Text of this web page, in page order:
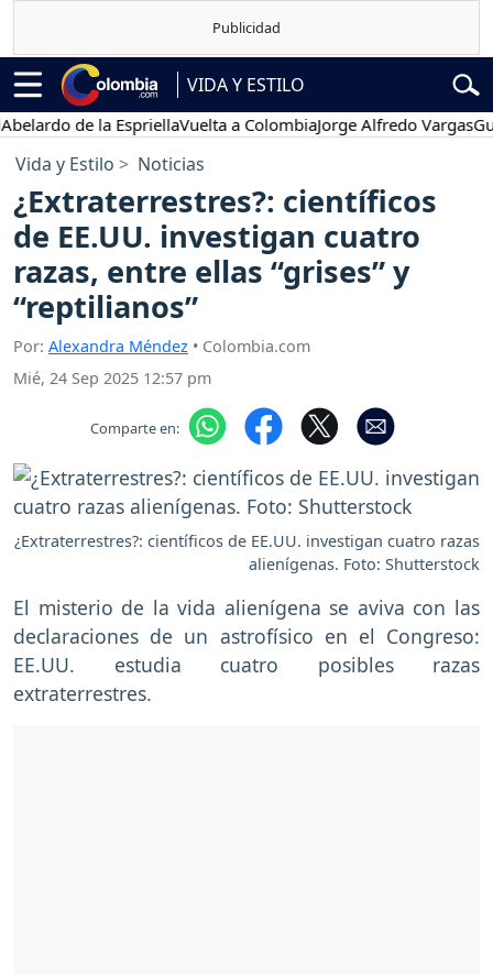
VIDA Y ESTILO
de la EspriellaVuelta a ColombiaJorge Alfredo Vargas
Vida y Estilo Noticias
¿Extraterrestres?: científicos
de EE.UU. investigan cuatro
razas, entre ellas “grises” y
“reptilianos”
Por: Alexandra Méndez • Colombia.com
Mié, 24 Sep 2025 12:57 pm
Comparte en:
¿Extraterrestres?: científicos de EE.UU. investigan cuatro razas
alienígenas. Foto: Shutterstock
El misterio de la vida alienígena se aviva con las
declaraciones de un astrofísico en el Congreso:
EE.UU. estudia cuatro posibles razas
extraterrestres.